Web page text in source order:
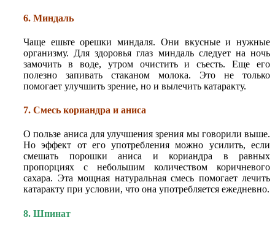
6. Миндаль
Чаще ешьте орешки миндаля. Они вкусные и нужные
организму. Для здоровья глаз миндаль следует на ночь
замочить в воде, утром очистить и съесть. Еще его
полезно запивать стаканом молока. Это не только
помогает улучшить зрение, но и вылечить катаракту.
7. Смесь кориандра и аниса
О пользе аниса для улучшения зрения мы говорили выше.
Но эффект от его употребления можно усилить, если
смешать порошки аниса и кориандра в равных
пропорциях с небольшим количеством коричневого
сахара. Эта мощная натуральная смесь помогает лечить
катаракту при условии, что она употребляется ежедневно.
8. Шпинат